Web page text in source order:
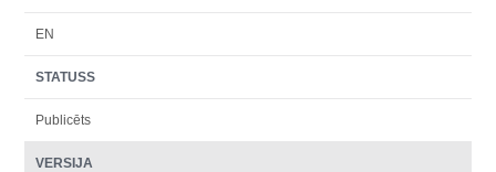
EN
STATUSS
Publicēts
VERSIJA